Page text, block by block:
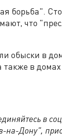
борьба".
что
обыски в
в домах
в
на-Дону",